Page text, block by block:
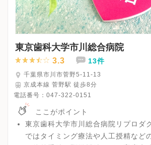
東京歯科大学市川総合病院
3.3 13件
千葉県市川市菅野5-11-13
京成本線 菅野駅 徒歩8分
電話番号： 047-322-0151
ここがポイント
東京歯科大学市川総合病院リプロダ
ではタイミング療法や人工授精など